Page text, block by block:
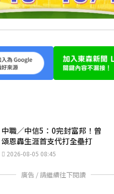
中職／中信5：0完封富邦！曾
頌恩轟生涯首支代打全壘打
2026-08-05 08:45
廣告 / 請繼續往下閱讀